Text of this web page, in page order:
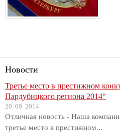
Новости
Третье место в престижном
Пардубицкого региона 2014“
20. 09. 2014
Отличная новость - Наша
третье место в престижном...